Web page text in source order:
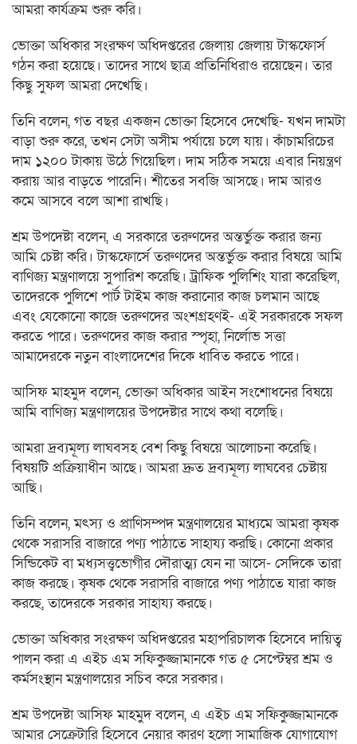
আমরা কার্যক্রম শুরু করি।
ভোক্তা অধিকার সংরক্ষণ অধিদপ্তরের জেলায় জেলায় টাস্কফোর্স
গঠন করা হয়েছে। তাদের সাথে ছাত্র প্রতিনিধিরাও রয়েছেন। তার
কিছু সুফল আমরা দেখেছি।
তিনি বলেন, গত বছর একজন ভোক্তা হিসেবে দেখেছি- যখন দামটা
বাড়া শুরু করে, তখন সেটা অসীম পর্যায়ে চলে যায়। কাঁচামরিচের
দাম ১২০০ টাকায় উঠে গিয়েছিল। দাম সঠিক সময়ে এবার নিয়ন্ত্রণ
করায় আর বাড়তে পারেনি। শীতের সবজি আসছে। দাম আরও
কমে আসবে বলে আশা রাখছি।
শ্রম উপদেষ্টা বলেন, এ সরকারে তরুণদের অন্তর্ভুক্ত করার জন্য
আমি চেষ্টা করি। টাস্কফোর্সে তরুণদের অন্তর্ভুক্ত করার বিষয়ে আমি
বাণিজ্য মন্ত্রণালয়ে সুপারিশ করেছি। ট্রাফিক পুলিশিং যারা করেছিল,
তাদেরকে পুলিশে পার্ট টাইম কাজ করানোর কাজ চলমান আছে
এবং যেকোনো কাজে তরুণদের অংশগ্রহণই- এই সরকারকে সফল
করতে পারে। তরুণদের কাজ করার স্পৃহা, নির্লোভ সত্তা
আমাদেরকে নতুন বাংলাদেশের দিকে ধাবিত করতে পারে।
আসিফ মাহমুদ বলেন, ভোক্তা অধিকার আইন সংশোধনের বিষয়ে
আমি বাণিজ্য মন্ত্রণালয়ের উপদেষ্টার সাথে কথা বলেছি।
আমরা দ্রব্যমূল্য লাঘবসহ বেশ কিছু বিষয়ে আলোচনা করেছি।
বিষয়টি প্রক্রিয়াধীন আছে। আমরা দ্রুত দ্রব্যমূল্য লাঘবের চেষ্টায়
আছি।
তিনি বলেন, মৎস্য ও প্রাণিসম্পদ মন্ত্রণালয়ের মাধ্যমে আমরা কৃষক
থেকে সরাসরি বাজারে পণ্য পাঠাতে সাহায্য করছি। কোনো প্রকার
সিন্ডিকেট বা মধ্যসত্ত্বভোগীর দৌরাত্ম্য যেন না আসে- সেদিকে তারা
কাজ করছে। কৃষক থেকে সরাসরি বাজারে পণ্য পাঠাতে যারা কাজ
করছে, তাদেরকে সরকার সাহায্য করছে।
ভোক্তা অধিকার সংরক্ষণ অধিদপ্তরের মহাপরিচালক হিসেবে দায়িত্ব
পালন করা এ এইচ এম সফিকুজ্জামানকে গত ৫ সেপ্টেম্বর শ্রম ও
কর্মসংস্থান মন্ত্রণালয়ের সচিব করে সরকার।
শ্রম উপদেষ্টা আসিফ মাহমুদ বলেন, এ এইচ এম সফিকুজ্জামানকে
আমার সেক্রেটারি হিসেবে নেয়ার কারণ হলো সামাজিক যোগাযোগ